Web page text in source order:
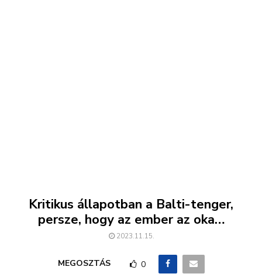
Kritikus állapotban a Balti-tenger,
persze, hogy az ember az oka…
2023.11.15.
MEGOSZTÁS 0